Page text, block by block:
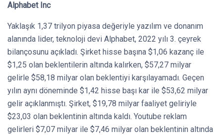
Alphabet Inc
Yaklaşık 1,37 trilyon piyasa değeriyle yazılım ve donanım
alanında lider, teknoloji devi Alphabet, 2022 yılı 3. çeyrek
bilançosunu açıkladı. Şirket hisse başına $1,06 kazanç ile
$1,25 olan beklentilerin altında kalırken, $57,27 milyar
gelirle $58,18 milyar olan beklentiyi karşılayamadı. Geçen
yılın aynı döneminde $1,42 hisse başı kar ile $53,62 milyar
gelir açıklanmıştı. Şirket, $19,78 milyar faaliyet geliriyle
$23,03 olan beklentinin altında kaldı. Youtube reklam
gelirleri $7,07 milyar ile $7,46 milyar olan beklentinin altında